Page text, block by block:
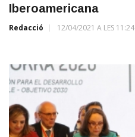
Iberoamericana
Redacció 12/04/2021 A LES 11:24